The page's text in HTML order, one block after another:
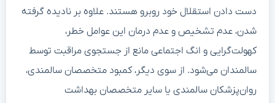
دست دادن استقلال خود روبرو هستند. علاوه بر نادیده گرفته
شدن، عدم تشخیص و عدم درمان این عوامل خطر،
کهولت‌گرایی و انگ اجتماعی مانع از جستجوی مراقبت توسط
سالمندان می‌شود. از سوی دیگر، کمبود متخصصان سالمندی،
روان‌پزشکان سالمندی یا سایر متخصصان بهداشت